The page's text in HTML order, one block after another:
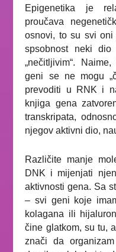
Epigenetika je
proučava
osnovi, to su svi oni
spsobnost neki dio
„nečitljivim“.
geni se ne mogu
prevoditi u RNK i
knjiga gena
transkripata,
njegov aktivni dio,
Različite manje
DNK i mijenjati
aktivnosti gena. Sa
– svi geni koje
kolagana ili
čine glatkom, su tu,
znači da